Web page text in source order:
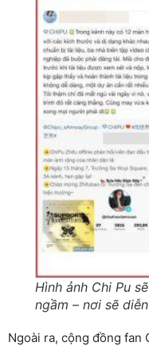
Hình ảnh Chi Pu
ngầm – nơi sẽ
Ngoài ra, cộng đồng fan